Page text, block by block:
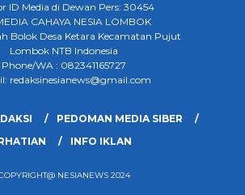
ID Media di Dewan Pers: 30454
CAHAYA NESIA LOMBOK
Bolok Desa Ketara Kecamatan Pujut
Lombok NTB Indonesia
Phone/WA : 082341165727
redaksinesianews@gmail.com
PEDOMAN MEDIA SIBER
INFO IKLAN
NESIANEWS 2024